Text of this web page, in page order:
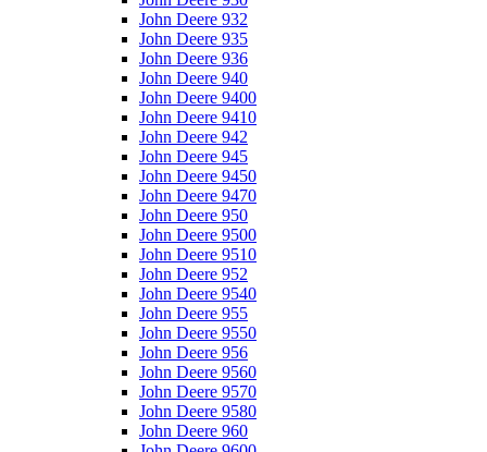
John Deere 932
John Deere 935
John Deere 936
John Deere 940
John Deere 9400
John Deere 9410
John Deere 942
John Deere 945
John Deere 9450
John Deere 9470
John Deere 950
John Deere 9500
John Deere 9510
John Deere 952
John Deere 9540
John Deere 955
John Deere 9550
John Deere 956
John Deere 9560
John Deere 9570
John Deere 9580
John Deere 960